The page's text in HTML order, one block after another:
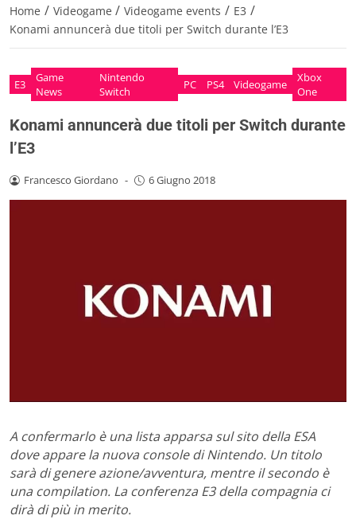
Home / Videogame / Videogame events / E3 /
Konami annuncerà due titoli per Switch durante l’E3
E3
Game
News
Nintendo
Switch
PC PS4 Videogame
Xbox
One
Konami annuncerà due titoli per Switch durante
l’E3
Francesco Giordano - 6 Giugno 2018
A confermarlo è una lista apparsa sul sito della ESA
dove appare la nuova console di Nintendo. Un titolo
sarà di genere azione/avventura, mentre il secondo è
una compilation. La conferenza E3 della compagnia ci
dirà di più in merito.